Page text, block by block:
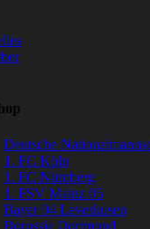
Deutsche
1. FC Köln
1. FC Nürnberg
1. FSV Mainz 05
Bayer 04 Leverkusen
Borussia Dortmund